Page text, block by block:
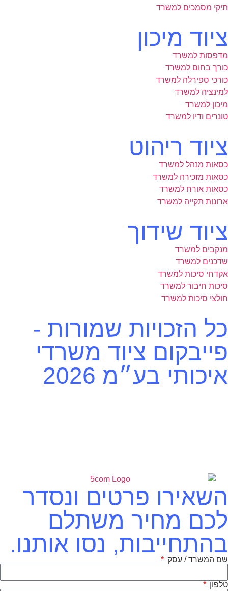
תיקי מסמכים למשרד
ציוד מיכון
מדפסות למשרד
כורך בחום למשרד
כורכי ספירלה למשרד
למינציה למשרד
מיכון למשרד
טונרים ודיו למשרד
ציוד ריהוט
כסאות מנהל למשרד
כסאות מזכירה למשרד
כסאות אורח למשרד
ארונות תקייה למשרד
ציוד שידוך
מנקבים למשרד
שדכנים למשרד
אקדחי סיכות למשרד
סיכות חיבור למשרד
חולצי סיכות למשרד
כל הזכויות שמורות -
פייבקום ציוד משרדי
איכותי בע״מ 2026
השאירו פרטים ונסדר
לכם מחיר משתלם
בהתחייבות, נסו אותנו.
שם המשרד / עסק
טלפון